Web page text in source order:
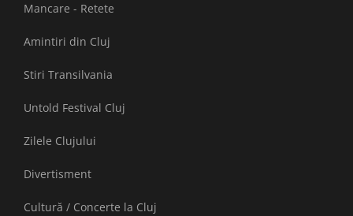
Mancare - Retete
Amintiri din Cluj
Stiri Transilvania
Untold Festival Cluj
Zilele Clujului
Divertisment
Cultură / Concerte la Cluj